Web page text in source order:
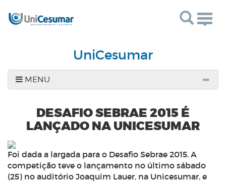
UniCesumar
MENU
DESAFIO SEBRAE 2015 É
LANÇADO NA UNICESUMAR
Foi dada a largada para o Desafio Sebrae 2015. A
competição teve o lançamento no último sábado
(25) no auditório Joaquim Lauer, na Unicesumar, e